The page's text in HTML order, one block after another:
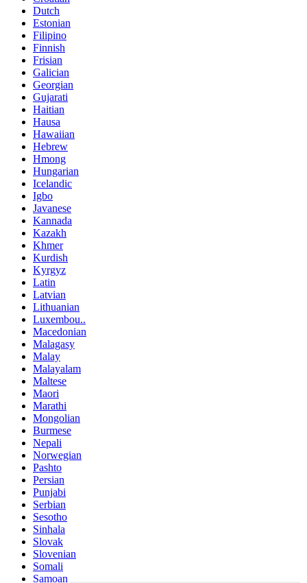
Dutch
Estonian
Filipino
Finnish
Frisian
Galician
Georgian
Gujarati
Haitian
Hausa
Hawaiian
Hebrew
Hmong
Hungarian
Icelandic
Igbo
Javanese
Kannada
Kazakh
Khmer
Kurdish
Kyrgyz
Latin
Latvian
Lithuanian
Luxembou..
Macedonian
Malagasy
Malay
Malayalam
Maltese
Maori
Marathi
Mongolian
Burmese
Nepali
Norwegian
Pashto
Persian
Punjabi
Serbian
Sesotho
Sinhala
Slovak
Slovenian
Somali
Samoan